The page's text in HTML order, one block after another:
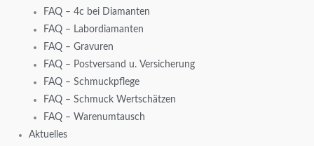
FAQ – 4c bei Diamanten
FAQ – Labordiamanten
FAQ – Gravuren
FAQ – Postversand u. Versicherung
FAQ – Schmuckpflege
FAQ – Schmuck Wertschätzen
FAQ – Warenumtausch
Aktuelles